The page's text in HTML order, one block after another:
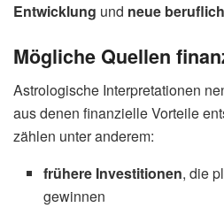
Entwicklung und neue
Mögliche Quellen
Astrologische Interpretationen
aus denen finanzielle Vorteile
zählen unter anderem:
frühere Investitionen, die
gewinnen